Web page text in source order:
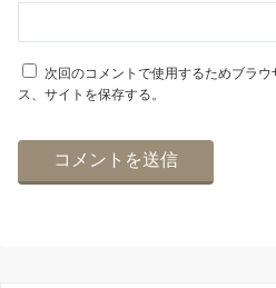
次回のコメントで使用するためブラ
ス、サイトを保存する。